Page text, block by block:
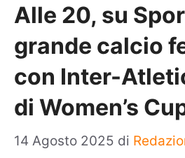
Alle 20, su
grande calcio
con Inter-
di Women’s
14 Agosto 2025 di